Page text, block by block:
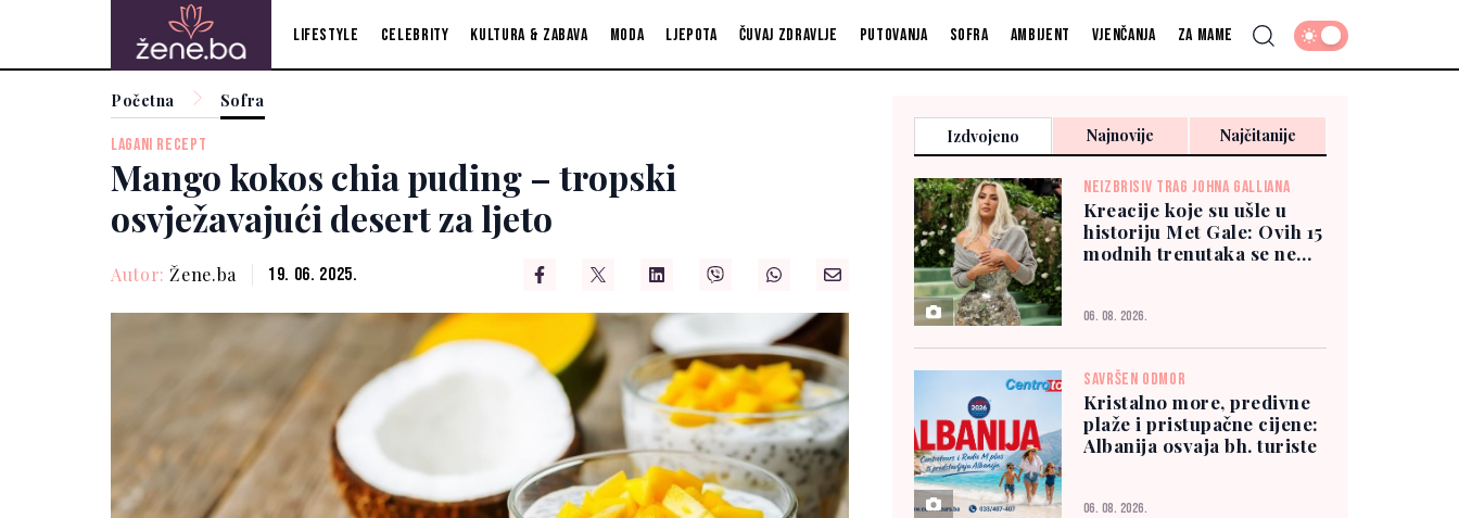
Lifestyle Celebrity Kultura & zabava Moda Ljepota Čuvaj zdravlje Putovanja Sofra Ambijent Vjenčanja Za mame
Početna Sofra
LAGANI RECEPT
Mango kokos chia puding – tropski
osvježavajući desert za ljeto
Autor: Žene.ba 19. 06. 2025.
Izdvojeno Najnovije Najčitanije
NEIZBRISIV TRAG JOHNA GALLIANA
Kreacije koje su ušle u
historiju Met Gale: Ovih 15
modnih trenutaka se ne
06. 08. 2026.
SAVRŠEN ODMOR
Kristalno more, predivne
plaže i pristupačne cijene:
Albanija osvaja bh. turiste
06. 08. 2026.